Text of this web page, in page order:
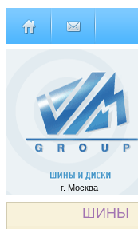
г. Москва
ШИНЫ